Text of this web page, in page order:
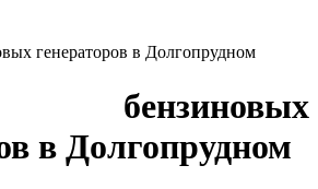
генераторов в Долгопрудном
бензиновых
в Долгопрудном